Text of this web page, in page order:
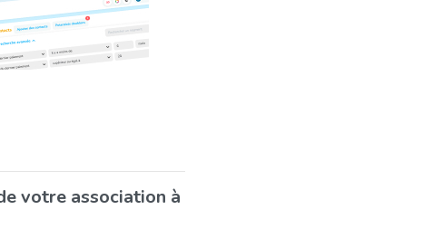
votre association à